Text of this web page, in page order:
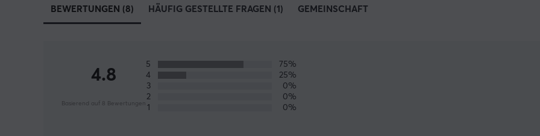
BEWERTUNGEN (8) HÄUFIG GESTELLTE FRAGEN (1) GEMEINSCHAFT
4.8
Basierend auf 8 Bewertungen
5
75%
4
25%
3
0%
2
0%
1
0%